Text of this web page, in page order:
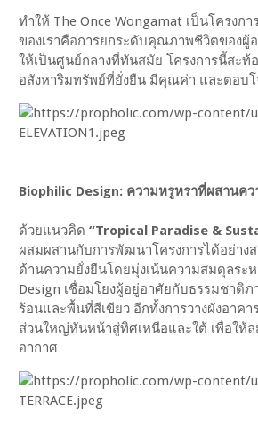
ทำให้ The Once Wongamat เป็นโครง
ของเราคือการยกระดับคุณภาพชีวิตของผู้
ให้เป็นศูนย์กลางที่ทันสมัย โครงการนี้สะท้
อสังหาริมทรัพย์ที่ยั่งยืน มีคุณค่า และตอบ
Biophilic Design: ความหรูหราที่ผสานค
ด้วยแนวคิด “Tropical Paradise &
ผสมผสานกับการพัฒนาโครงการได้อย่า
ด้านความยั่งยืนโดยมุ่งเน้นความสมดุลร
Design เชื่อมโยงผู้อยู่อาศัยกับธรรมชาติ
ร้อนและพื้นที่สีเขียว อีกทั้งการวางผังอา
ส่วนใหญ่หันหน้าสู่ทิศเหนือและใต้ เพื่อให้
อากาศ